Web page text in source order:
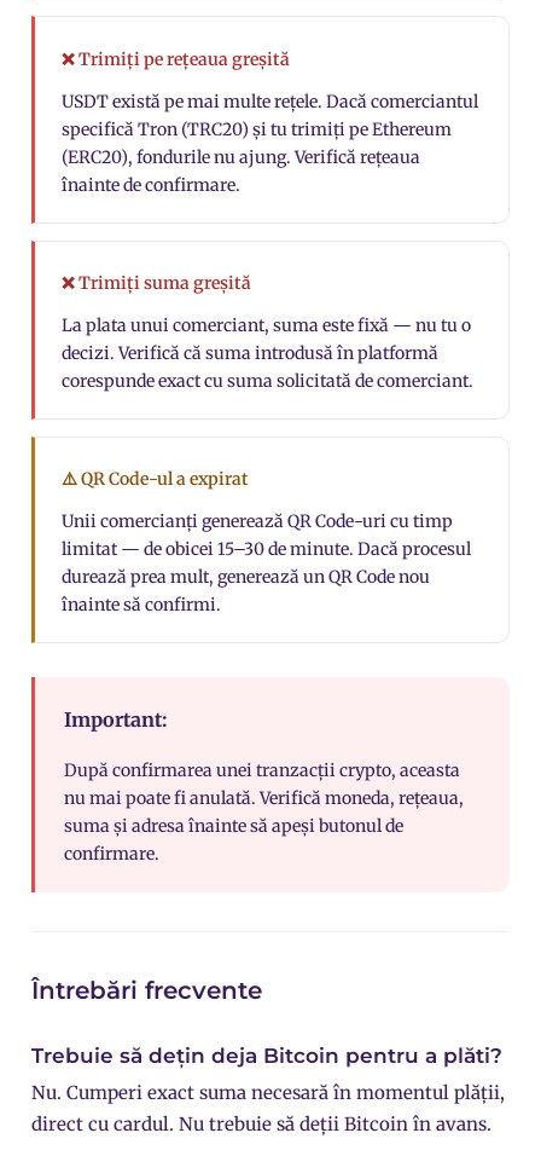
❌ Trimiți pe rețeaua greșită
USDT există pe mai multe rețele. Dacă comerciantul
specifică Tron (TRC20) și tu trimiți pe Ethereum
(ERC20), fondurile nu ajung. Verifică rețeaua
înainte de confirmare.
❌ Trimiți suma greșită
La plata unui comerciant, suma este fixă — nu tu o
decizi. Verifică că suma introdusă în platformă
corespunde exact cu suma solicitată de comerciant.
⚠️ QR Code-ul a expirat
Unii comercianți generează QR Code-uri cu timp
limitat — de obicei 15–30 de minute. Dacă procesul
durează prea mult, generează un QR Code nou
înainte să confirmi.
Important:
După confirmarea unei tranzacții crypto, aceasta
nu mai poate fi anulată. Verifică moneda, rețeaua,
suma și adresa înainte să apeși butonul de
confirmare.
Întrebări frecvente
Trebuie să dețin deja Bitcoin pentru a plăti?
Nu. Cumperi exact suma necesară în momentul plății,
direct cu cardul. Nu trebuie să deții Bitcoin în avans.